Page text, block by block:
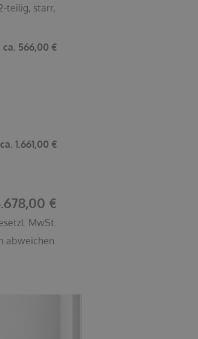
teilig, starr,
ca. 566,00 €
ca. 1.661,00 €
€
MwSt.
abweichen.